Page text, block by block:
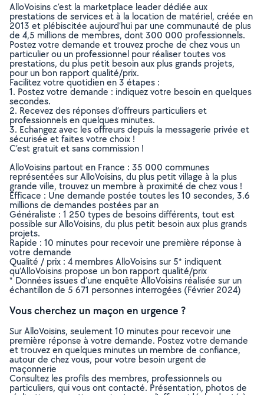
AlloVoisins c’est la marketplace leader dédiée aux
prestations de services et à la location de matériel, créée en
2013 et plébiscitée aujourd’hui par une communauté de plus
de 4,5 millions de membres, dont 300 000 professionnels.
Postez votre demande et trouvez proche de chez vous un
particulier ou un professionnel pour réaliser toutes vos
prestations, du plus petit besoin aux plus grands projets,
pour un bon rapport qualité/prix.
Facilitez votre quotidien en 3 étapes :
1. Postez votre demande : indiquez votre besoin en quelques
secondes.
2. Recevez des réponses d’offreurs particuliers et
professionnels en quelques minutes.
3. Echangez avec les offreurs depuis la messagerie privée et
sécurisée et faites votre choix !
C’est gratuit et sans commission !
AlloVoisins partout en France : 35 000 communes
représentées sur AlloVoisins, du plus petit village à la plus
grande ville, trouvez un membre à proximité de chez vous !
Efficace : Une demande postée toutes les 10 secondes, 3.6
millions de demandes postées par an
Généraliste : 1 250 types de besoins différents, tout est
possible sur AlloVoisins, du plus petit besoin aux plus grands
projets.
Rapide : 10 minutes pour recevoir une première réponse à
votre demande
Qualité / prix : 4 membres AlloVoisins sur 5* indiquent
qu’AlloVoisins propose un bon rapport qualité/prix
* Données issues d’une enquête AlloVoisins réalisée sur un
échantillon de 5 671 personnes interrogées (Février 2024)
Vous cherchez un maçon en urgence ?
Sur AlloVoisins, seulement 10 minutes pour recevoir une
première réponse à votre demande. Postez votre demande
et trouvez en quelques minutes un membre de confiance,
autour de chez vous, pour votre besoin urgent de
maçonnerie
Consultez les profils des membres, professionnels ou
particuliers, qui vous ont contacté. Présentation, photos de